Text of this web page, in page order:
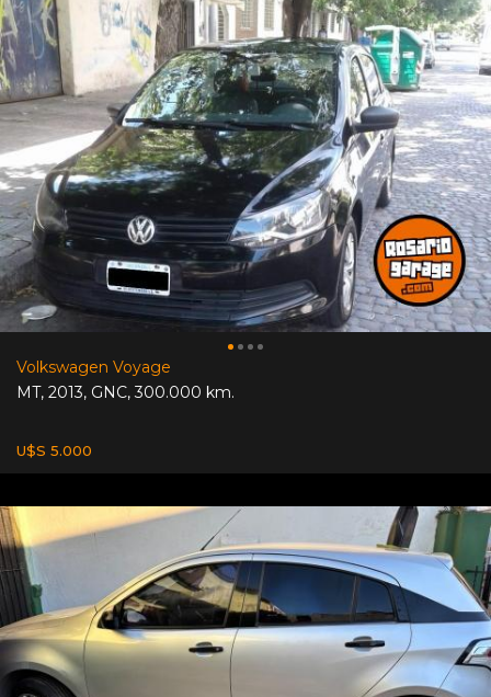
Volkswagen Voyage
MT, 2013, GNC,300.000 km.
U$S 5.000